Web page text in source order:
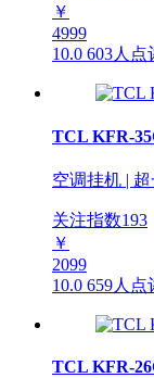
￥
4999
10.0 603人点
TCL KFR-
空调挂机 |
关注指数193
￥
2099
10.0 659人点
TCL KFR-